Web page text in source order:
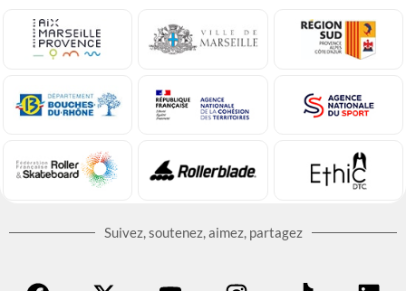
Suivez, soutenez, aimez, partagez